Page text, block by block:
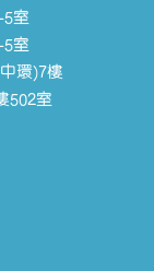
5室
5室
環)7樓
502室